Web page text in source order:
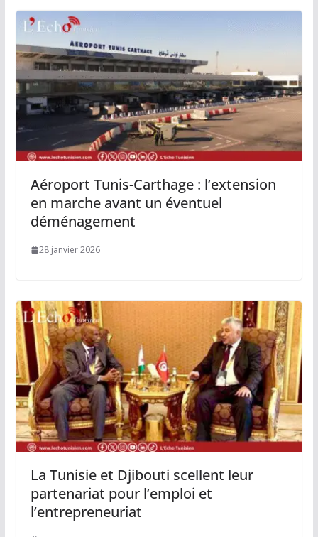
Aéroport Tunis-Carthage : l’extension
en marche avant un éventuel
déménagement
28 janvier 2026
La Tunisie et Djibouti scellent leur
partenariat pour l’emploi et
l’entrepreneuriat